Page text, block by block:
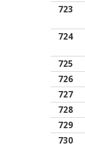
723
724
725
726
727
728
729
730